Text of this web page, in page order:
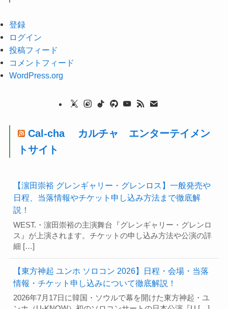
登録
ログイン
投稿フィード
コメントフィード
WordPress.org
Cal-cha カルチャ エンターテイメン
トサイト
【濵田崇裕 グレンギャリー・グレンロス】一般発売や
日程、当落情報やチケット申し込み方法まで徹底解
説！
WEST.・濵田崇裕の主演舞台『グレンギャリー・グレンロ
ス』が上演されます。チケットの申し込み方法や公演の詳
細 […]
【東方神起 ユンホ ソロコン 2026】日程・会場・当落
情報・チケット申し込みについて徹底解説！
2026年7月17日に韓国・ソウルで幕を開けた東方神起・ユ